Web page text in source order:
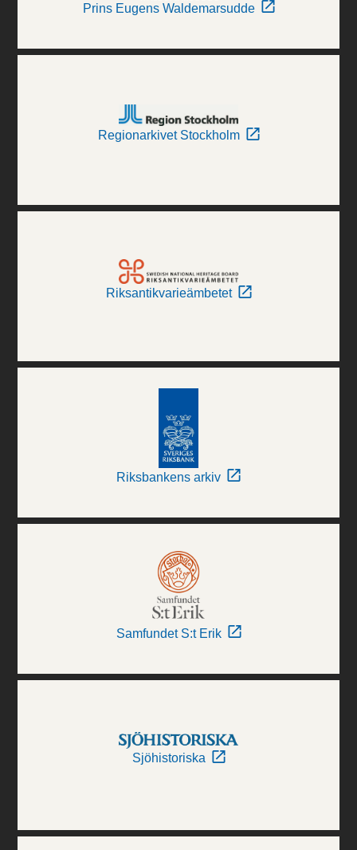
Prins Eugens Waldemarsudde
Regionarkivet Stockholm
Riksantikvarieämbetet
Riksbankens arkiv
Samfundet S:t Erik
Sjöhistoriska